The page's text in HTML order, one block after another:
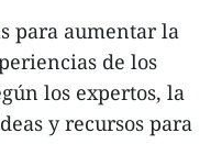
para aumentar la
de los
los expertos, la
y recursos para